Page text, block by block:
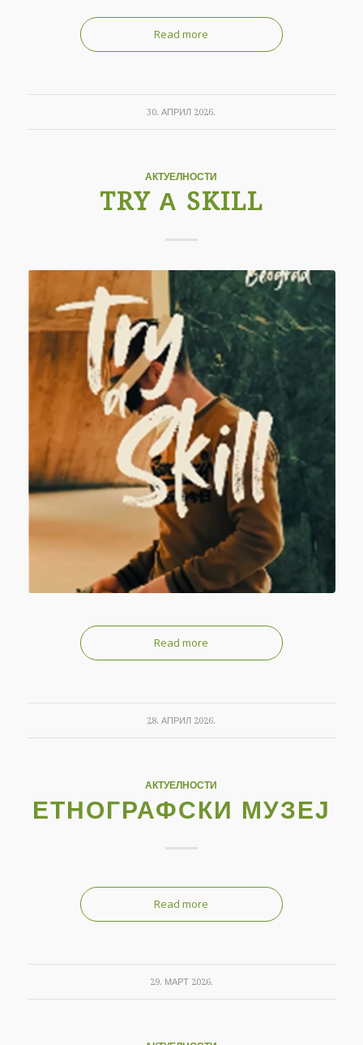
Read more
30. АПРИЛ 2026.
АКТУЕЛНОСТИ
TRY А SKILL
Read more
28. АПРИЛ 2026.
АКТУЕЛНОСТИ
ЕТНОГРАФСКИ МУЗЕЈ
Read more
29. МАРТ 2026.